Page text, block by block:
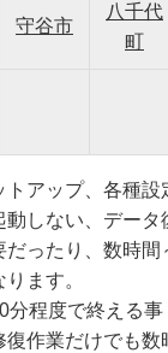
守谷市
八千代
町
トアップ、各種設
動しない、データ
だったり、数時間
ます。
分程度で終える事
復作業だけでも数